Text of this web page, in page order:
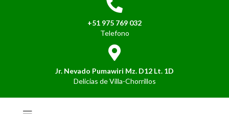
+51 975 769 032
Telefono
Jr. Nevado Pumawiri Mz. D12 Lt. 1D
Delicias de Villa-Chorrillos